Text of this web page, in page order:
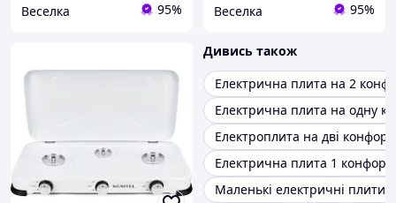
Веселка 95% Веселка 95%
Дивись також
Електрична плита на 2
Електрична плита на одну
Електроплита на дві
Електрична плита 1
Маленькі електричні плити